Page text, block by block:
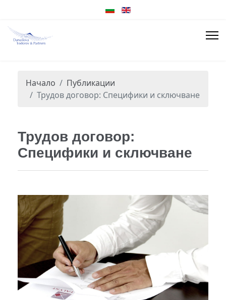
Начало
Публикации
Трудов договор: Специфики и сключване
Трудов договор:
Специфики и сключване